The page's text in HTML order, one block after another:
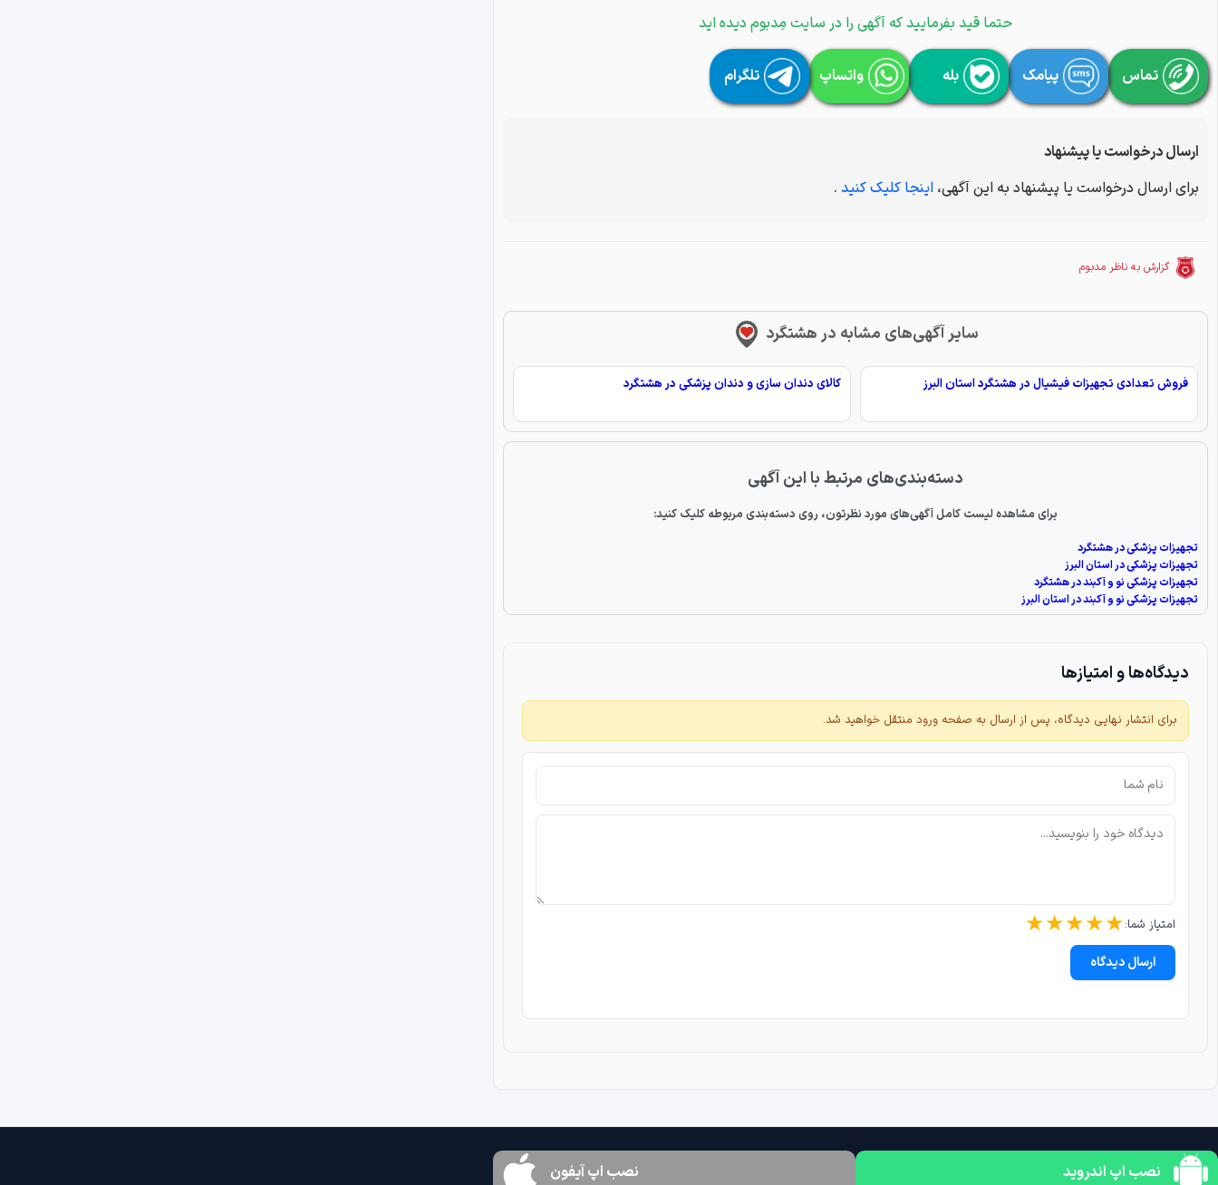
حتما قید بفرمایید که آگهی را در سایت مِدبوم دیده اید
تماس پیامک بله واتساپ تلگرام
ارسال درخواست یا پیشنهاد
برای ارسال درخواست یا پیشنهاد به این آگهی، اینجا کلیک کنید .
گزارش به ناظر مدبوم
سایر آگهی‌های مشابه در هشتگرد
فروش تعدادی تجهیزات فیشیال در هشتگرد استان البرز کالای دندان سازی و دندان پزشکی در هشتگرد
دسته‌بندی‌های مرتبط با این آگهی
برای مشاهده لیست کامل آگهی‌های مورد نظرتون، روی دسته‌بندی مربوطه کلیک کنید:
تجهیزات پزشکی در هشتگرد
تجهیزات پزشکی در استان البرز
تجهیزات پزشکی نو و آکبند در هشتگرد
تجهیزات پزشکی نو و آکبند در استان البرز
دیدگاه‌ها و امتیازها
برای انتشار نهایی دیدگاه، پس از ارسال به صفحه ورود منتقل خواهید شد.
امتیاز شما: ★★★★★
ارسال دیدگاه
نصب اپ اندروید نصب اپ آیفون